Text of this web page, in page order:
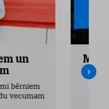
un
bērniem
vecumam